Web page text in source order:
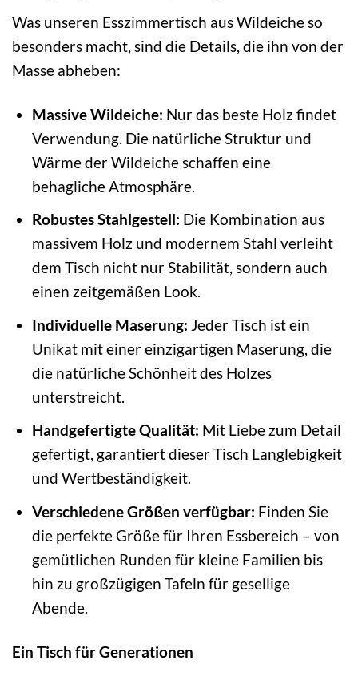
Was unseren Esszimmertisch aus Wildeiche so
besonders macht, sind die Details, die ihn von der
Masse abheben:
Massive Wildeiche: Nur das beste Holz findet
Verwendung. Die natürliche Struktur und
Wärme der Wildeiche schaffen eine
behagliche Atmosphäre.
Robustes Stahlgestell: Die Kombination aus
massivem Holz und modernem Stahl verleiht
dem Tisch nicht nur Stabilität, sondern auch
einen zeitgemäßen Look.
Individuelle Maserung: Jeder Tisch ist ein
Unikat mit einer einzigartigen Maserung, die
die natürliche Schönheit des Holzes
unterstreicht.
Handgefertigte Qualität: Mit Liebe zum Detail
gefertigt, garantiert dieser Tisch Langlebigkeit
und Wertbeständigkeit.
Verschiedene Größen verfügbar: Finden Sie
die perfekte Größe für Ihren Essbereich – von
gemütlichen Runden für kleine Familien bis
hin zu großzügigen Tafeln für gesellige
Abende.
Ein Tisch für Generationen